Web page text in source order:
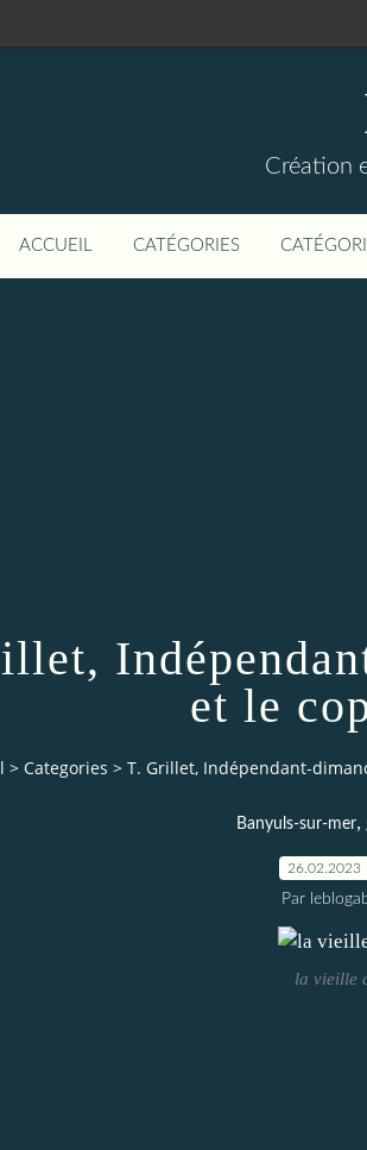
Création
ACCUEIL CATÉGORIES
et le
> Categories > T. Grillet, Indépendant-
Banyuls-sur-mer,
26.02.2023
Par
la vieille